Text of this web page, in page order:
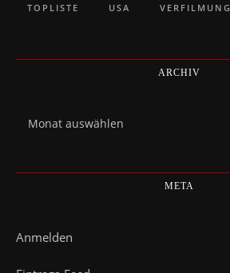
TOPLISTE USA VERFILMUNG
ARCHIV
META
Anmelden